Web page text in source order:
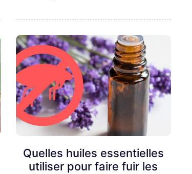
Quelles huiles essentielles
utiliser pour faire fuir les